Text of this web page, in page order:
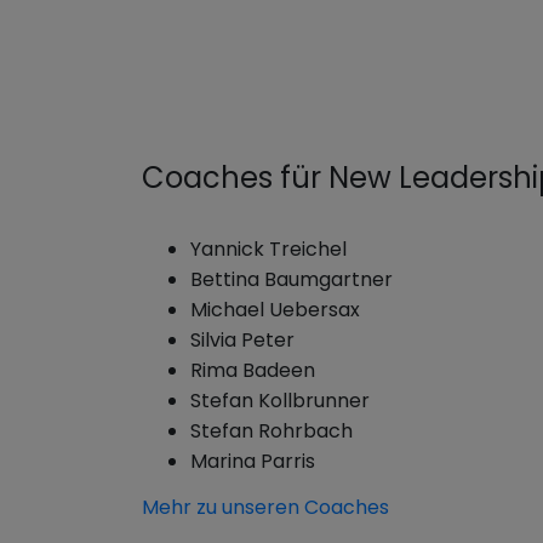
Coaches für New
Yannick Treichel
Bettina Baumgartner
Michael Uebersax
Silvia Peter
Rima Badeen
Stefan Kollbrunner
Stefan Rohrbach
Marina Parris
Mehr zu unseren Coaches